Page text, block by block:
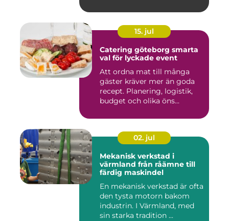
15. jul
Catering göteborg smarta
val för lyckade event
Att ordna mat till många
gäster kräver mer än goda
recept. Planering, logistik,
budget och olika öns...
02. jul
Mekanisk verkstad i
värmland från råämne till
färdig maskindel
En mekanisk verkstad är ofta
den tysta motorn bakom
industrin. I Värmland, med
sin starka tradition ...